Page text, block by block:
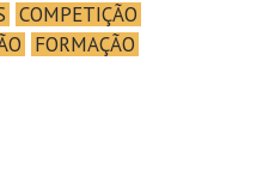
COMPETIÇÃO
FORMAÇÃO